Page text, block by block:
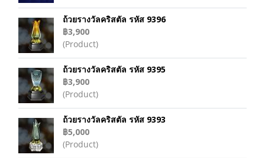
ถ้วยรางวัลคริสตัล รหัส 9396
฿3,900
(Product)
ถ้วยรางวัลคริสตัล รหัส 9395
฿3,900
(Product)
ถ้วยรางวัลคริสตัล รหัส 9393
฿5,000
(Product)